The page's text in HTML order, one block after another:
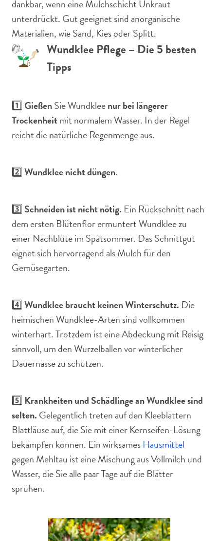
dankbar, wenn eine Mulchschicht Unkraut
unterdrückt. Gut geeignet sind anorganische
Materialien, wie Sand, Kies oder Splitt.
Wundklee Pflege – Die 5 besten
Tipps
1️⃣ GießenSie Wundkleenur bei längerer
Trockenheitmit normalem Wasser. In der Regel
reicht die natürliche Regenmenge aus.
2️⃣Wundklee nicht düngen.
3️⃣ Schneiden ist nicht nötig. Ein Rückschnitt nach
dem ersten Blütenflor ermuntert Wundklee zu
einer Nachblüte im Spätsommer. Das Schnittgut
eignet sich hervorragend als Mulch für den
Gemüsegarten.
4️⃣Wundklee braucht keinen Winterschutz. Die
heimischen Wundklee-Arten sind vollkommen
winterhart. Trotzdem ist eine Abdeckung mit Reisig
sinnvoll, um den Wurzelballen vor winterlicher
Dauernässe zu schützen.
5️⃣ Krankheiten und Schädlinge an Wundklee sind
selten. Gelegentlich treten auf den Kleeblättern
Blattläuse auf, die Sie mit einer Kernseifen-Lösung
bekämpfen können. Ein wirksames Hausmittel
gegen Mehltau ist eine Mischung aus Vollmilch und
Wasser, die Sie alle paar Tage auf die Blätter
sprühen.